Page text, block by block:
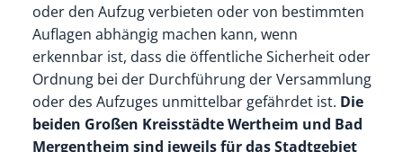
oder den Aufzug verbieten oder von bestimmten
Auflagen abhängig machen kann, wenn
erkennbar ist, dass die öffentliche Sicherheit oder
Ordnung bei der Durchführung der Versammlung
oder des Aufzuges unmittelbar gefährdet ist. Die
beiden Großen Kreisstädte Wertheim und Bad
Mergentheim sind jeweils für das Stadtgebiet